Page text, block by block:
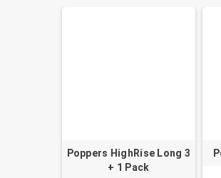
Poppers HighRise Long 3
+ 1 Pack